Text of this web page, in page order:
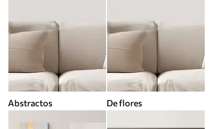
Abstractos De flores